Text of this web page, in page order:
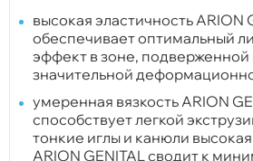
высокая эластичность ARION
обеспечивает оптимальный
эффект в зоне,
значительной
умеренная вязкость ARION
способствует легкой
тонкие иглы и канюли
ARION GENITAL сводит к